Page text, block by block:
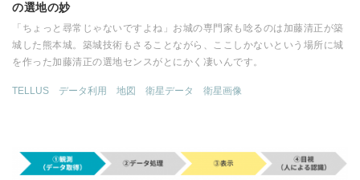
の選地の妙
「ちょっと尋常じゃないですよね」お城の専門家も唸るのは加藤清正が築
城した熊本城。築城技術もさることながら、ここしかないという場所に城
を作った加藤清正の選地センスがとにかく凄いんです。
TELLUS データ利用 地図 衛星データ 衛星画像